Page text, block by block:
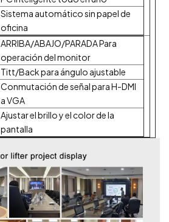
Sistema automático sin papel de
oficina
ARRIBA/ABAJO/PARADA Para
operación del monitor
Titt/Back para ángulo ajustable
Conmutación de señal para H-DMI
a VGA
Ajustar el brillo y el color de la
pantalla